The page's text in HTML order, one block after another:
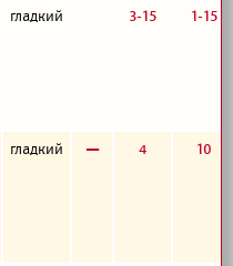
гладкий 3-15 1-15
гладкий в 4 10